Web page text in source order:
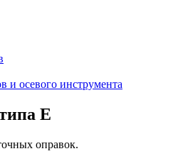
и осевого инструмента
E
оправок.